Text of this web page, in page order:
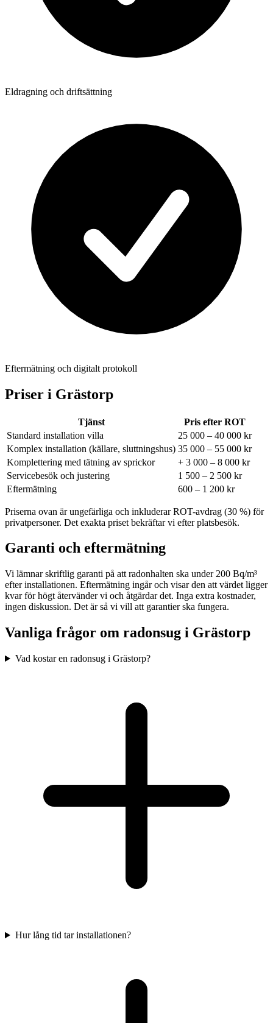
Eldragning och driftsättning
Eftermätning och digitalt protokoll
Priser i Grästorp
Tjänst
Pris efter ROT
Standard installation villa
25 000 – 40 000 kr
Komplex installation (källare, sluttningshus) 35 000 – 55 000 kr
Komplettering med tätning av sprickor
+ 3 000 – 8 000 kr
Servicebesök och justering
1 500 – 2 500 kr
Eftermätning
600 – 1 200 kr
Priserna ovan är ungefärliga och inkluderar ROT-avdrag (30 %) för
privatpersoner. Det exakta priset bekräftar vi efter platsbesök.
Garanti och eftermätning
Vi lämnar skriftlig garanti på att radonhalten ska under 200 Bq/m³
efter installationen. Eftermätning ingår och visar den att värdet ligger
kvar för högt återvänder vi och åtgärdar det. Inga extra kostnader,
ingen diskussion. Det är så vi vill att garantier ska fungera.
Vanliga frågor om radonsug i Grästorp
Vad kostar en radonsug i Grästorp?
Hur lång tid tar installationen?